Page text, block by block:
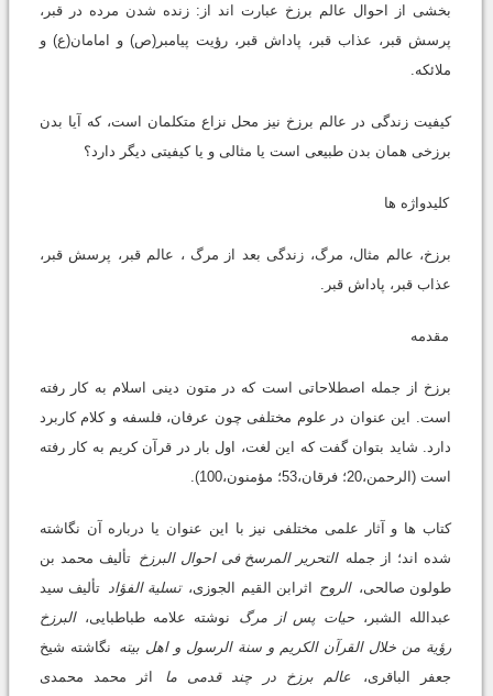
بخشى از احوال عالم برزخ عبارت اند از: زنده شدن مرده در قبر،
پرسش قبر، عذاب قبر، پاداش قبر، رؤیت پیامبر(ص) و امامان(ع) و
ملائکه.
کیفیت زندگى در عالم برزخ نیز محل نزاع متکلمان است، که آیا بدن
برزخى همان بدن طبیعى است یا مثالى و یا کیفیتى دیگر دارد؟
کلیدواژه ها
برزخ، عالم مثال، مرگ، زندگى بعد از مرگ ، عالم قبر، پرسش قبر،
عذاب قبر، پاداش قبر.
مقدمه
برزخ از جمله اصطلاحاتى است که در متون دینى اسلام به کار رفته
است. این عنوان در علوم مختلفى چون عرفان، فلسفه و کلام کاربرد
دارد. شاید بتوان گفت که این لغت، اول بار در قرآن کریم به کار رفته
است (الرحمن،20؛ فرقان،53؛ مؤمنون،100).
کتاب ها و آثار علمى مختلفى نیز با این عنوان یا درباره آن نگاشته
شده اند؛ از جمله التحریر المرسخ فى احوال البرزخ تألیف محمد بن
طولون صالحى، الروح اثرابن القیم الجوزى، تسلیة الفؤاد
تألیف سید
عبدالله الشبر،
حیات پس از مرگ نوشته علامه طباطبایى،
البرزخ
رؤیة من خلال القرآن الکریم و سنة الرسول و اهل بیته نگاشته شیخ
جعفر الباقرى،
عالم برزخ در چند قدمى ما
اثر محمد محمدى